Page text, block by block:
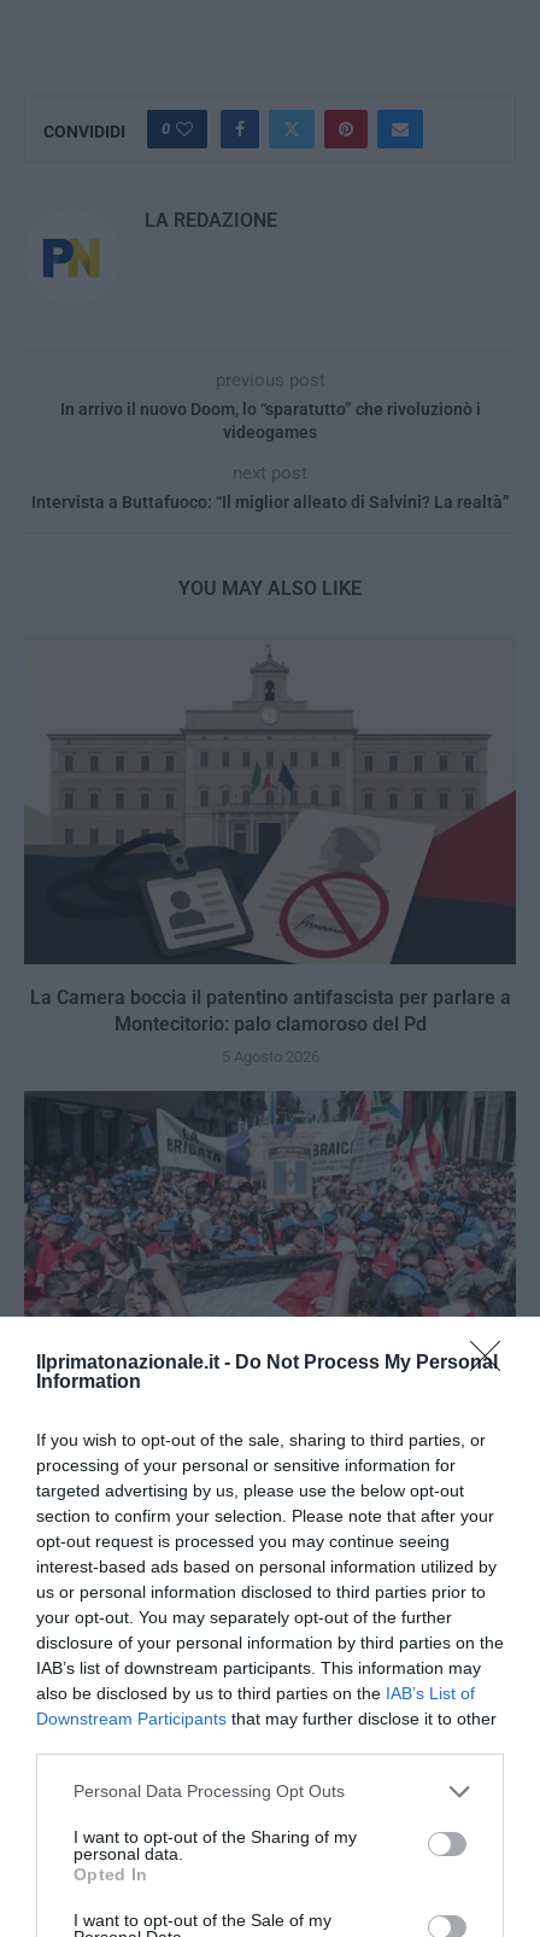
Ilprimatonazionale.it - Do Not Process My Personal
Information
If you wish to opt-out of the sale, sharing to third parties, or
processing of your personal or sensitive information for
targeted advertising by us, please use the below opt-out
section to confirm your selection. Please note that after your
opt-out request is processed you may continue seeing
interest-based ads based on personal information utilized by
us or personal information disclosed to third parties prior to
your opt-out. You may separately opt-out of the further
disclosure of your personal information by third parties on the
IAB’s list of downstream participants. This information may
also be disclosed by us to third parties on the IAB’s List of
Downstream Participants that may further disclose it to other
Please note that this website/app uses one or more Google
not limited to your visit or usage behaviour. You may click to
grant or deny consent to Google and its third-party tags to
use your data for below specified purposes in below Google
consent section.
Personal Data Processing Opt Outs
I want to opt-out of the Sharing of my
personal data.
Opted In
I want to opt-out of the Sale of my
CONVIDIDI 0
LA REDAZIONE
previous post
In arrivo il nuovo Doom, lo “sparatutto” che rivoluzionò i
videogames
next post
Intervista a Buttafuoco: “Il miglior alleato di Salvini? La realtà”
YOU MAY ALSO LIKE
La Camera boccia il patentino antifascista per parlare a
Montecitorio: palo clamoroso del Pd
5 Agosto 2026
L’Anpi divora se stessa: la fabbrica delle scomuniche
esplode su Israele
5 Agosto 2026